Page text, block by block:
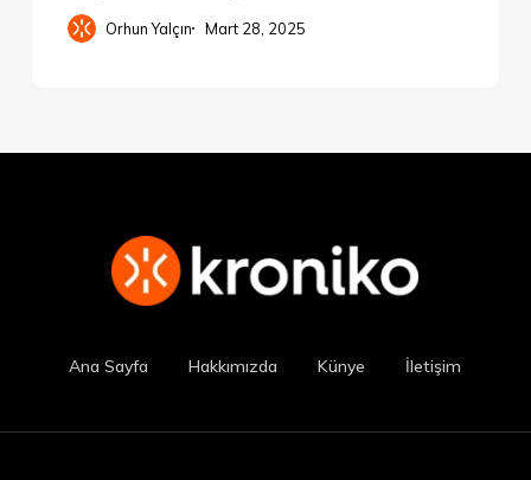
Orhun Yalçın Mart 28, 2025
Ana Sayfa Hakkımızda Künye İletişim